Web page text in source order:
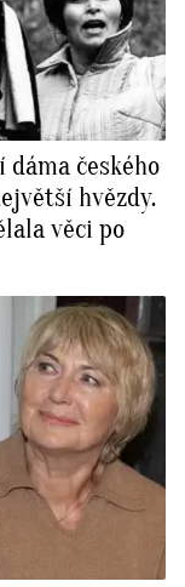
dáma českého
hvězdy.
věci po